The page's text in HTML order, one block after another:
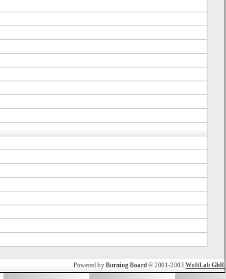
Powered by Burning Board © 2001-2003 WoltLab GbR